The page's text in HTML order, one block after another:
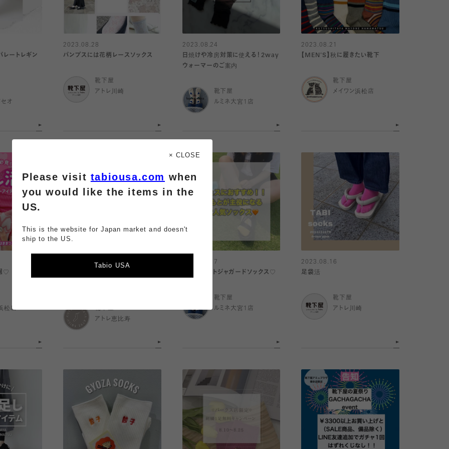
レートレギン
オ
2023.08.28
パンプスには花柄レースソックス
靴下屋
アトレ川崎
2023.08.24
日焼けや冷房対策に使える！2way
ウォーマーのご案内
靴下屋
ルミネ大宮1店
2023.08.21
【MEN'S】秋に履きたい靴下
靴下屋
メイワン浜松店
♡
松店
2023.08.17
靴下屋
アトレ恵比寿
2023.08.17
ハートハートジャガードソックス♡
靴下屋
ルミネ大宮1店
2023.08.16
足袋活
靴下屋
アトレ川崎
× CLOSE
Please visit tabiousa.com when
you would like the items in the
US.
This is the website for Japan market and doesn't
ship to the US.
Tabio USA